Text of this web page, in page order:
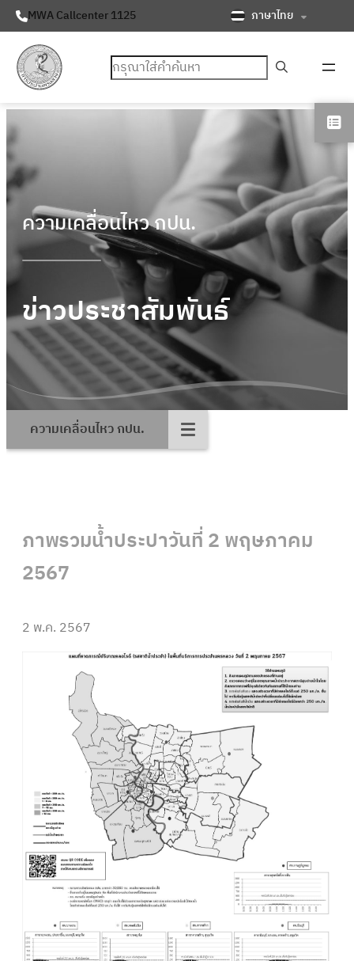
MWA Callcenter 1125 ภาษาไทย
ค้นหา
ความเคลื่อนไหว กปน.
ข่าวประชาสัมพันธ์
ความเคลื่อนไหว กปน.
ภาพรวมน้ำประปาวันที่ 2 พฤษภาคม
2567
2 พ.ค. 2567